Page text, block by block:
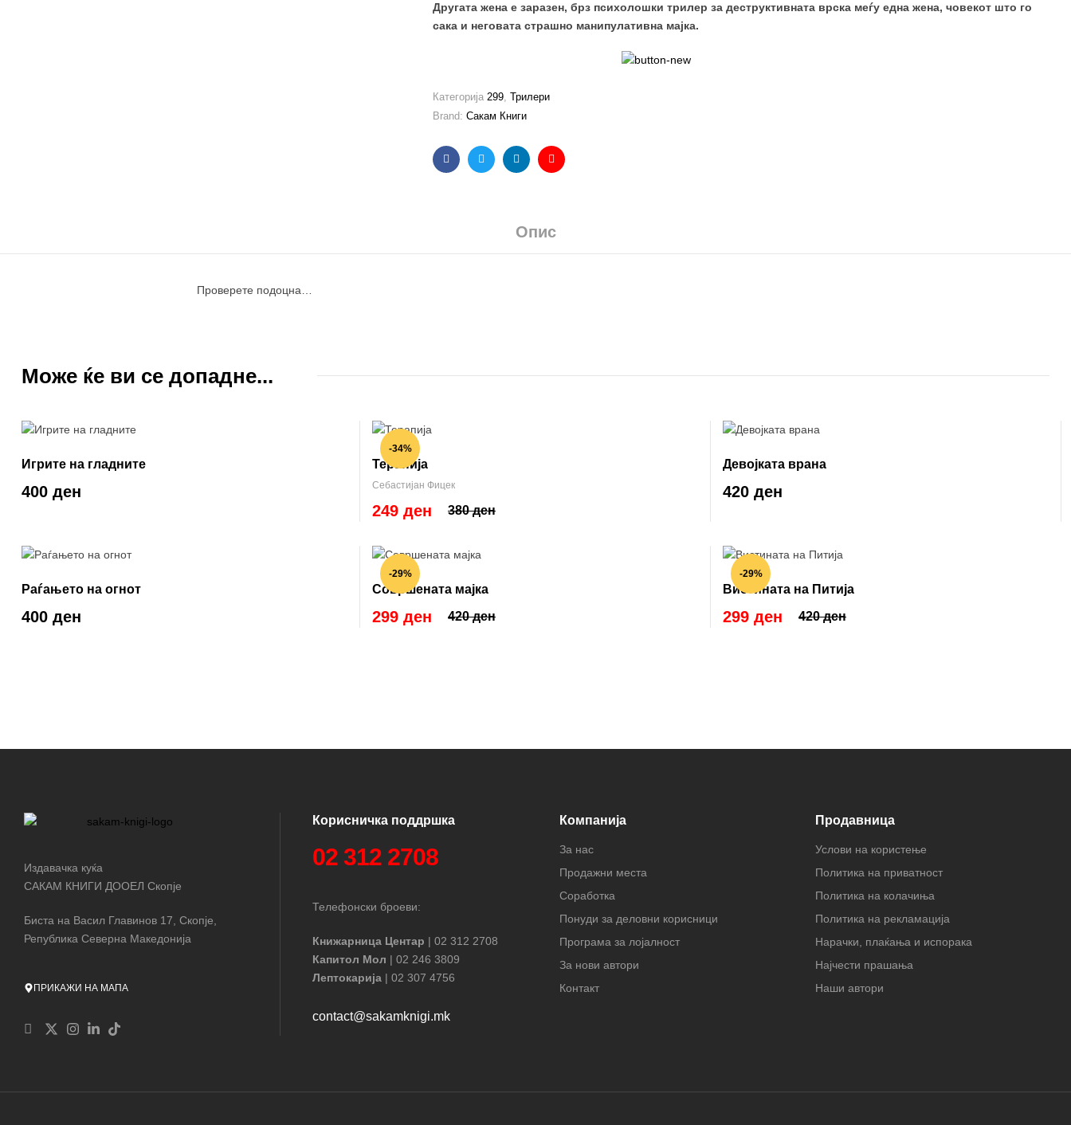
Другата жена е заразен, брз психолошки трилер за деструктивната врска меѓу една жена, човекот што го
сака и неговата страшно манипулативна мајка.
Категорија 299, Трилери
Brand: Сакам Книги
FacebookTwitterLinkedinEmail
Опис
Проверете подоцна…
Може ќе ви се допадне...
Игрите на гладните
400 ден
-34%
Терапија
Себастијан Фицек
380 ден
249 ден
Девојката врана
420 ден
Раѓањето на огнот
400 ден
-29%
Совршената мајка
420 ден
299 ден
-29%
Вистината на Питија
420 ден
299 ден
Издавачка куќа
САКАМ КНИГИ ДООЕЛ Скопје
Биста на Васил Главинов 17, Скопје,
Република Северна Македонија
ПРИКАЖИ НА МАПА
Корисничка поддршка
02 312 2708
Телефонски броеви:
Книжарница Центар | 02 312 2708
Капитол Мол | 02 246 3809
Лептокарија | 02 307 4756
contact@sakamknigi.mk
Компанија
За нас
Продажни места
Соработка
Понуди за деловни корисници
Програма за лојалност
За нови автори
Контакт
Продавница
Услови на користење
Политика на приватност
Политика на колачиња
Политика на рекламација
Нарачки, плаќања и испорака
Најчести прашања
Наши автори